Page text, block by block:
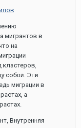
мигрантов в
на
кластеров,
собой. Эти
миграции в
а
Внутренняя